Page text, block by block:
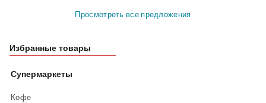
Просмотреть все предложения
Избранные товары
Супермаркеты
Кофе